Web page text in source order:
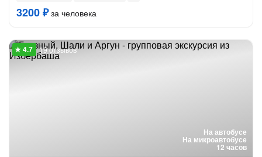
3200 ₽за человека
На автобусе
На микроавтобусе
12 часов
19 отзывов